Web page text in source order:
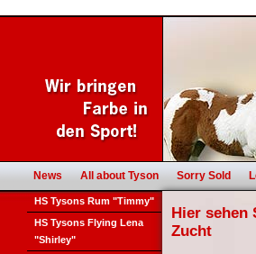
News All about Tyson Sorry Sold
HS Tysons Rum "Timmy"
HS Tysons Flying Lena
"Shirley"
Hier sehen
Zucht